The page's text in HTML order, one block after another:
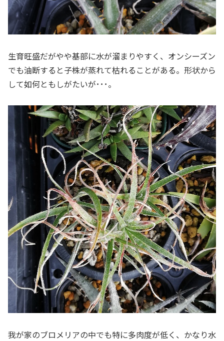
生育旺盛だがやや基部に水が溜まりやすく、オンシーズン
でも油断すると子株が蒸れて枯れることがある。形状から
して如何ともしがたいが･･･。
我が家のブロメリアの中でも特に多肉度が低く、かなり水